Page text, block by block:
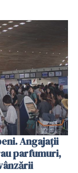
Angajații
parfumuri,